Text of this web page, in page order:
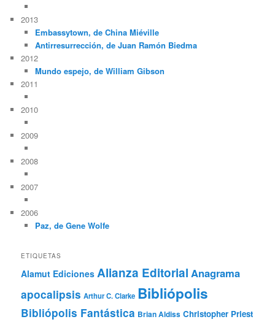
2013
Embassytown, de China Miéville
Antirresurrección, de Juan Ramón Biedma
2012
Mundo espejo, de William Gibson
2011
2010
2009
2008
2007
2006
Paz, de Gene Wolfe
ETIQUETAS
Alamut Ediciones Alianza Editorial Anagrama
apocalipsis Arthur C. Clarke Bibliópolis
Bibliópolis Fantástica Brian Aldiss Christopher Priest